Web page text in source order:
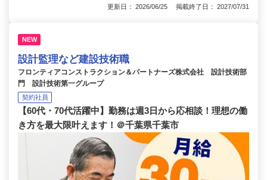
更新日： 2026/06/25 掲載終了日： 2027/07/31
NEW
設計監理など建設技術職
フロンティアコンストラクション＆パートナーズ株式会社 設計技術部
門 設計技術第一グループ
契約社員
【60代・70代活躍中】勤務は週3日から応相談！理想の働
き方を最大限叶えます！＠千葉県千葉市